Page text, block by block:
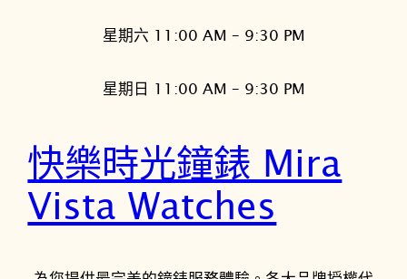
星期六 11:00 AM – 9:30 PM
星期日 11:00 AM – 9:30 PM
快樂時光鐘錶 Mira
Vista Watches